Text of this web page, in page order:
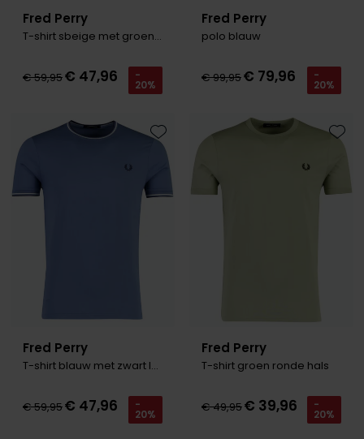
Fred Perry
T-shirt sbeige met groen en hals
€ 59,95€ 47,96 -
20%
Fred Perry
polo blauw
€ 99,95€ 79,96 -
20%
Fred Perry
T-shirt blauw met zwart logo
€ 59,95€ 47,96 -
20%
Toevoegen aan favorieten
Fred Perry
T-shirt groen ronde hals
€ 49,95€ 39,96 -
20%